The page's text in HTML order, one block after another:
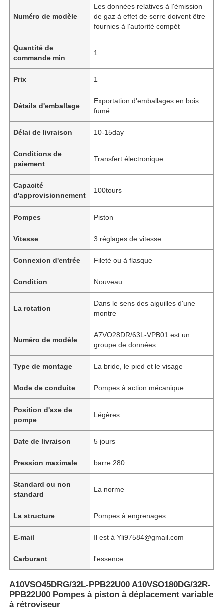
Numéro de modèle
Les données relatives à l'émission
de gaz à effet de serre doivent être
fournies à l'autorité compét
Quantité de
commande min
1
Prix 1
Détails d'emballage
Exportation d'emballages en bois
fumé
Délai de livraison 10-15day
Conditions de
paiement
Transfert électronique
Capacité
d'approvisionnement
100tours
Pompes Piston
Vitesse 3 réglages de vitesse
Connexion d'entrée Fileté ou à flasque
Condition Nouveau
La rotation
Dans le sens des aiguilles d'une
montre
Numéro de modèle
A7VO28DR/63L-VPB01 est un
groupe de données
Type de montage La bride, le pied et le visage
Mode de conduite Pompes à action mécanique
Position d'axe de
pompe
Légères
Date de livraison 5 jours
Pression maximale barre 280
Standard ou non
standard
La norme
La structure Pompes à engrenages
E-mail Il est à Yli97584@gmail.com
Carburant l'essence
A10VSO45DRG/32L-PPB22U00 A10VSO180DG/32R-
PPB22U00 Pompes à piston à déplacement variable
à rétroviseur